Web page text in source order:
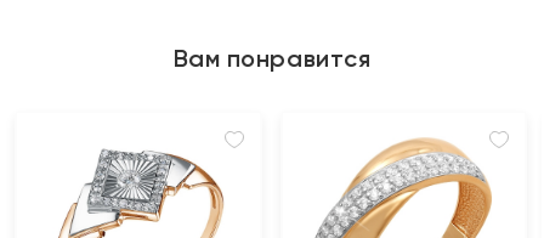
Вам понравится